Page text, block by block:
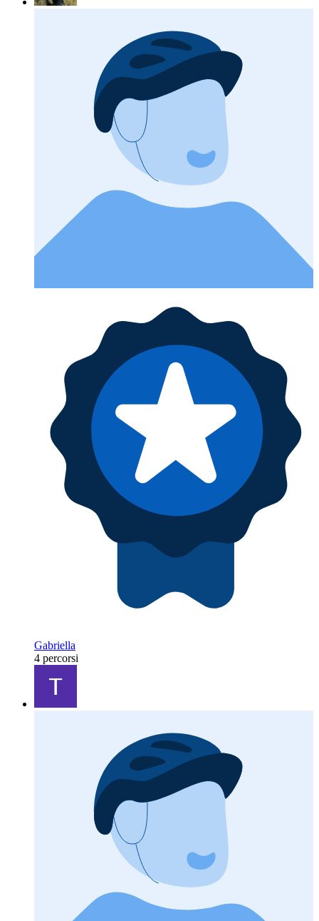
Gabriella
4 percorsi